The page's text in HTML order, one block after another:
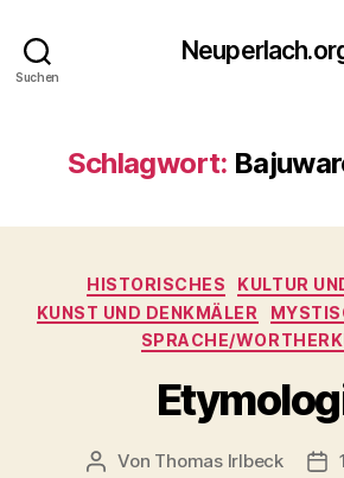
Suchen
Schlagwort:
HISTORISCHES
KULTUR
KUNST UND DENKMÄLER
SPRACHE/
Beitragsautor
Von Thomas Irlbeck